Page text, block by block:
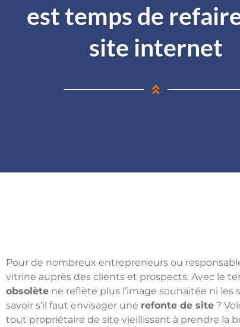
est temps de
site internet
Pour de nombreux entrepreneurs ou
vitrine auprès des clients et prospects. Avec le
obsolète ne reflète plus l’image souhaitée ni
savoir s’il faut envisager une refonte de site ?
tout propriétaire de site vieillissant à prendre la